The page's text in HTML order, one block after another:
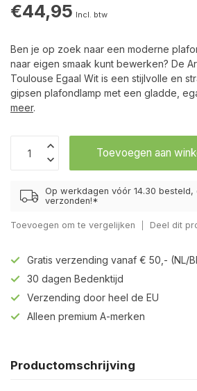
€44,95 Incl. btw
Ben je op zoek naar een moderne
naar eigen smaak kunt bewerken? De
Toulouse Egaal Wit is een stijlvolle en
gipsen plafondlamp met een gladde,
meer.
Toevoegen aan
Op werkdagen vóór 14.30
verzonden!*
Toevoegen om te vergelijken Deel dit
Gratis verzending vanaf € 50,- (NL/
30 dagen Bedenktijd
Verzending door heel de EU
Alleen premium A-merken
Productomschrijving